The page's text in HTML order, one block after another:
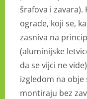
šrafova i
ograde, koji se,
zasniva na
(aluminijske
da se vijci ne
izgledom na
montiraju bez